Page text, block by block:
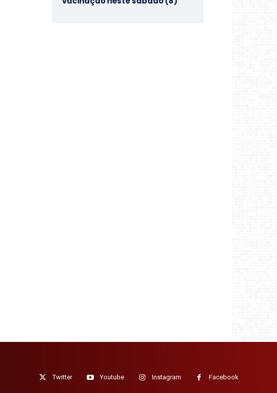
Twitter Youtube Instagram Facebook